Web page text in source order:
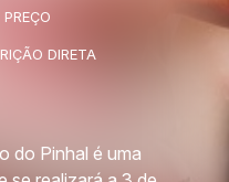
DIRETA
do Pinhal é uma